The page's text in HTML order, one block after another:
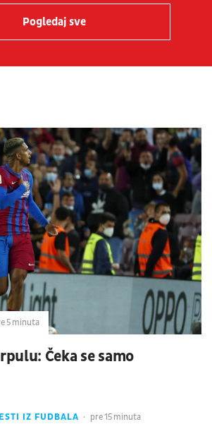
Pogledaj sve
5 minuta
Čeka se samo
IZ FUDBALA pre 15 minuta